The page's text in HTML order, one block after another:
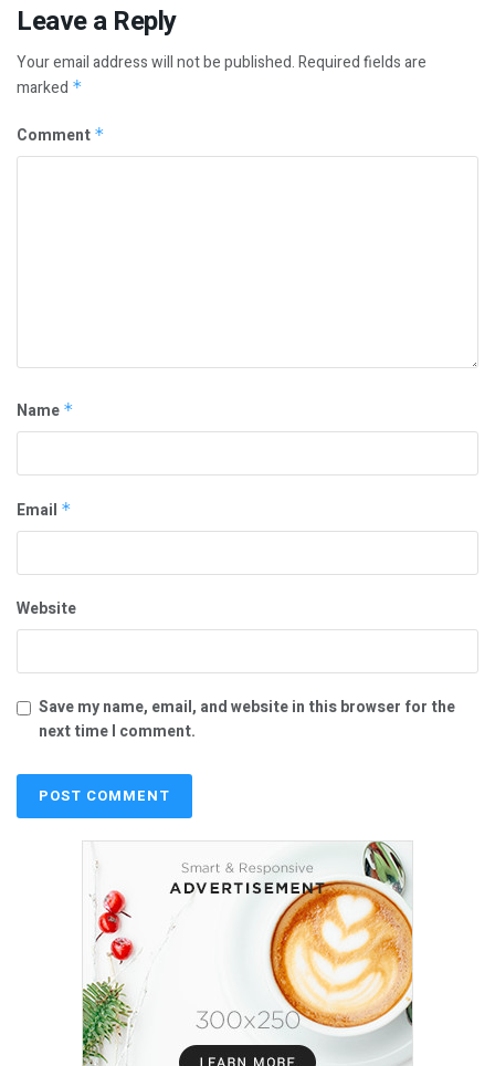
Leave a Reply
Your email address will not be published.Required fields are
marked *
Comment *
Name *
Email *
Website
Save my name, email, and website in this browser for the
next time I comment.